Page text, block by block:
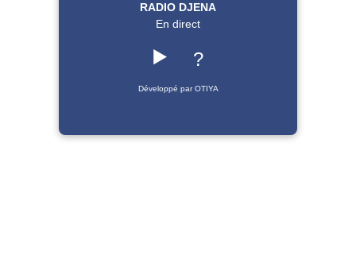
RADIO DJENA
En direct
▶️ ?
Développé par OTIYA